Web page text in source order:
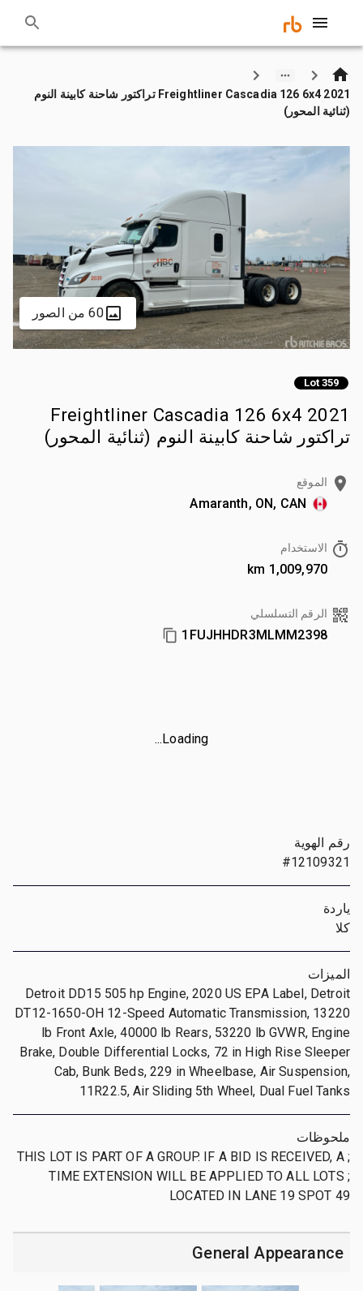
2021 Freightliner Cascadia 126 6x4 تراكتور شاحنة كابينة النوم
(ثنائية المحور)
60 من الصور
Lot 359
2021 Freightliner Cascadia 126 6x4
تراكتور شاحنة كابينة النوم (ثنائية المحور)
الموقع
Amaranth, ON, CAN
الاستخدام
1,009,970 km
الرقم التسلسلي
1FUJHHDR3MLMM2398
Loading...
رقم الهوية
#12109321
ياردة
كلا
الميزات
Detroit DD15 505 hp Engine, 2020 US EPA Label, Detroit
DT12-1650-OH 12-Speed Automatic Transmission, 13220
lb Front Axle, 40000 lb Rears, 53220 lb GVWR, Engine
Brake, Double Differential Locks, 72 in High Rise Sleeper
Cab, Bunk Beds, 229 in Wheelbase, Air Suspension,
11R22.5, Air Sliding 5th Wheel, Dual Fuel Tanks
ملحوظات
; THIS LOT IS PART OF A GROUP. IF A BID IS RECEIVED, A
TIME EXTENSION WILL BE APPLIED TO ALL LOTS ;
LOCATED IN LANE 19 SPOT 49
General Appearance